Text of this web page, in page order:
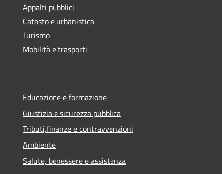
Appalti pubblici
Catasto e urbanistica
Turismo
Mobilità e trasporti
Educazione e formazione
Giustizia e sicurezza pubblica
Tributi,finanze e contravvenzioni
Ambiente
Salute, benessere e assistenza